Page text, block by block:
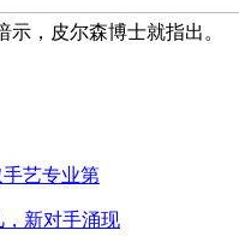
，皮尔森博士就指出。
艺专业第
，新对手涌现